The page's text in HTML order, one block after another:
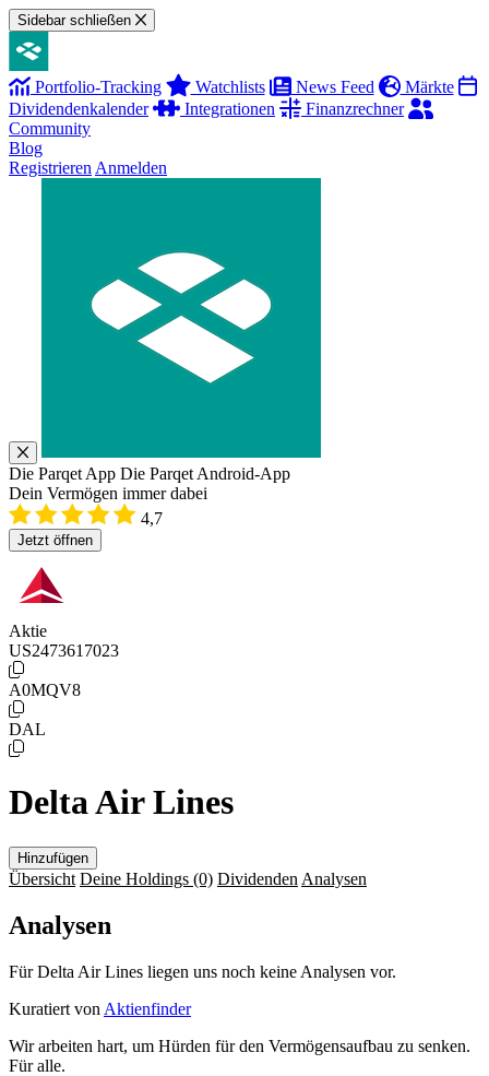
Sidebar schließen
Portfolio-Tracking Watchlists News Feed
Märkte
Dividendenkalender
Integrationen
Finanzrechner
Community
Blog
Registrieren Anmelden
Die Parqet App Die Parqet Android-App
Dein Vermögen immer dabei
4,7
Jetzt öffnen
Aktie
US2473617023
A0MQV8
DAL
Delta Air Lines
Hinzufügen
Übersicht Deine Holdings (0) Dividenden Analysen
Analysen
Für Delta Air Lines liegen uns noch keine Analysen vor.
Kuratiert von Aktienfinder
Wir arbeiten hart, um Hürden für den Vermögensaufbau zu senken.
Für alle.